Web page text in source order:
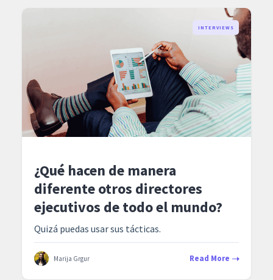
INTERVIEWS
¿Qué hacen de manera
diferente otros directores
ejecutivos de todo el mundo?
Quizá puedas usar sus tácticas.
Marija Grgur Read More